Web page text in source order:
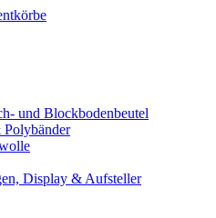
und Blockbodenbeutel
Display & Aufsteller